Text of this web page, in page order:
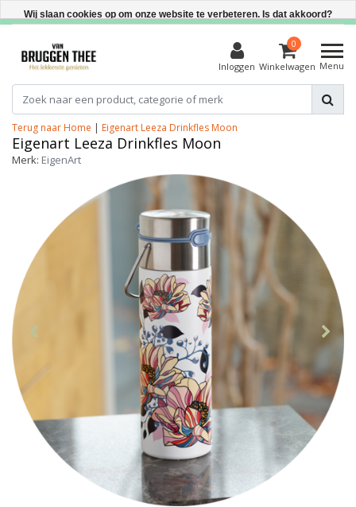
Direct uit voorraad leverbaar
Inloggen
0
Winkelwagen Menu
Terug naar Home | Eigenart Leeza Drinkfles Moon
Eigenart Leeza Drinkfles Moon
Merk: EigenArt
Wij slaan cookies op om onze website te verbeteren. Is dat akkoord?
Meer over cookies »